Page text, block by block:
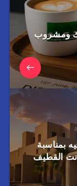
ومشروب
بمناسبة
القطيف